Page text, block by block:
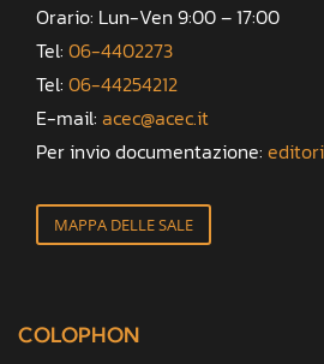
Orario: Lun-Ven 9:00 – 17:00
Tel: 06-4402273
Tel: 06-44254212
E-mail: acec@acec.it
Per invio documentazione:
MAPPA DELLE SALE
COLOPHON